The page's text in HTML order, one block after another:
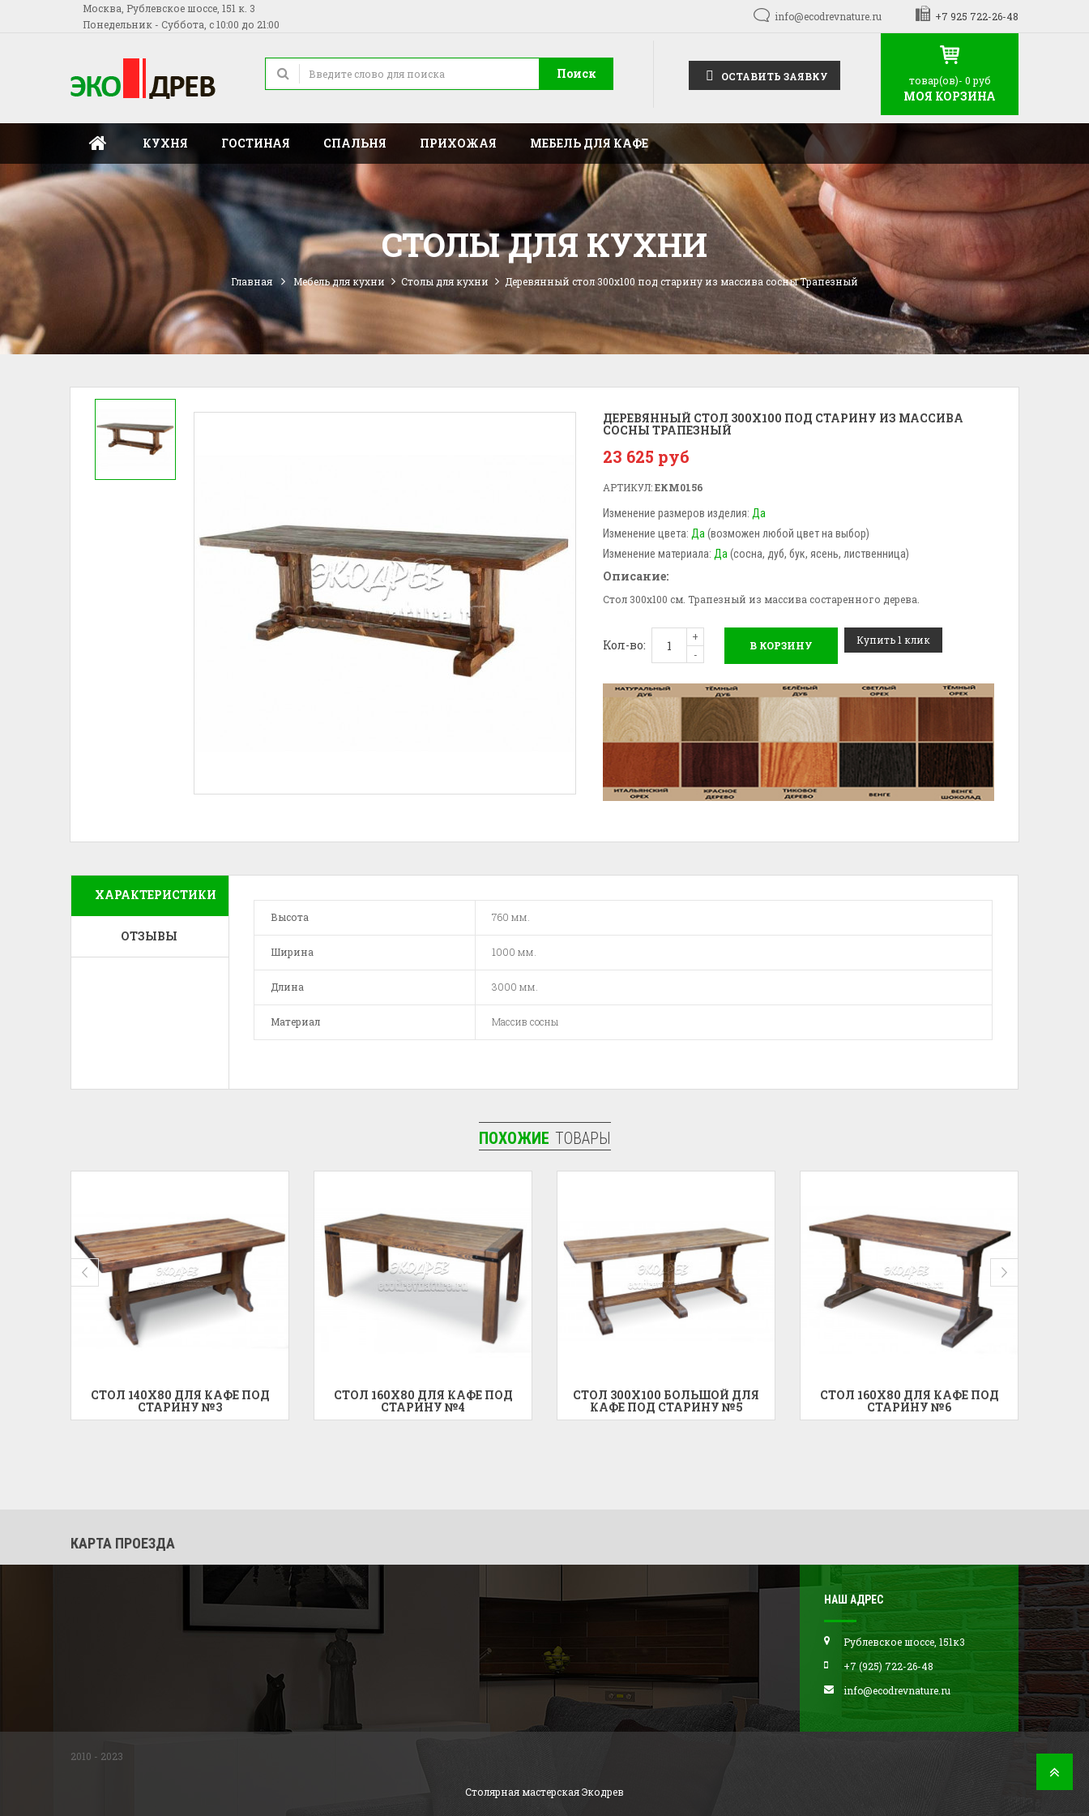
Москва, Рублевское шоссе, 151 к. 3
Понедельник - Суббота, с 10:00 до 21:00
info@ecodrevnature.ru +7 925 722-26-48
Поиск ОСТАВИТЬ ЗАЯВКУ товар(ов)- 0 руб
МОЯ КОРЗИНА
КУХНЯ ГОСТИНАЯ СПАЛЬНЯ ПРИХОЖАЯ МЕБЕЛЬ ДЛЯ КАФЕ
СТОЛЫ ДЛЯ КУХНИ
Главная Мебель для кухни Столы для кухни Деревянный стол 300x100 под старину из массива сосны Трапезный
ДЕРЕВЯННЫЙ СТОЛ 300X100 ПОД СТАРИНУ ИЗ МАССИВА
СОСНЫ ТРАПЕЗНЫЙ
23 625 руб
АРТИКУЛ:ЕКМ0156
Изменение размеров изделия: Да
Изменение цвета: Да (возможен любой цвет на выбор)
Изменение материала: Да (сосна, дуб, бук, ясень, лиственница)
Описание:
Стол 300x100 см. Трапезный из массива состаренного дерева.
Кол-во:
+
-
В КОРЗИНУ Купить 1 клик
ХАРАКТЕРИСТИКИ
ОТЗЫВЫ
Высота 760 мм.
Ширина 1000 мм.
Длина 3000 мм.
Материал Массив сосны
ПОХОЖИЕ ТОВАРЫ
СТОЛ 140X80 ДЛЯ КАФЕ ПОД
СТАРИНУ №3
СТОЛ 160X80 ДЛЯ КАФЕ ПОД
СТАРИНУ №4
СТОЛ 300X100 БОЛЬШОЙ ДЛЯ
КАФЕ ПОД СТАРИНУ №5
СТОЛ 160X80 ДЛЯ КАФЕ ПОД
СТАРИНУ №6
КАРТА ПРОЕЗДА
НАШ АДРЕС
Рублевское шоссе, 151к3
+7 (925) 722-26-48
info@ecodrevnature.ru
2010 - 2023
Столярная мастерская Экодрев